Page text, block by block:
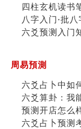
四柱玄机读书
八字入门·批
六爻预测入门
周易預測
六爻占卜中如
六爻算卦：我
预测开店怎么
六爻占卜预测